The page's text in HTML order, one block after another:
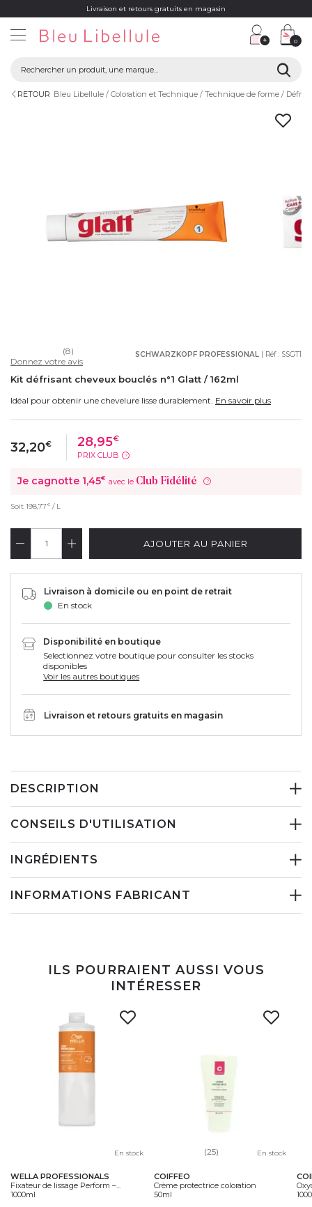
Livraison et retours gratuits en magasin
0
RETOUR Bleu Libellule Coloration et Technique Technique de forme
SCHWARZKOPF PROFESSIONAL | Réf : SSGT1
(8)
Donnez votre avis
Kit défrisant cheveux bouclés n°1 Glatt / 162ml
Idéal pour obtenir une chevelure lisse durablement. En savoir plus
32,20€ 28,95€
PRIX CLUB ?
Je cagnotte 1,45€ avec le Club Fidélité ?
Soit 198,77 € / L
AJOUTER AU PANIER
Livraison à domicile ou en point de retrait
En stock
Disponibilité en boutique
Selectionnez votre boutique pour consulter les stocks
disponibles
Voir les autres boutiques
Livraison et retours gratuits en magasin
DESCRIPTION
CONSEILS D'UTILISATION
INGRÉDIENTS
INFORMATIONS FABRICANT
ILS POURRAIENT AUSSI VOUS
INTÉRESSER
En stock
WELLA PROFESSIONALS
Fixateur de lissage Perform –...
1000ml
(25) En stock
COIFFEO
Crème protectrice coloration
50ml